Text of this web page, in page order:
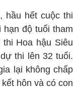
hầu hết cuộc thi
độ tuổi tham
Hoa hậu Siêu
thi lên 32 tuổi.
lại không chấp
hôn và có con